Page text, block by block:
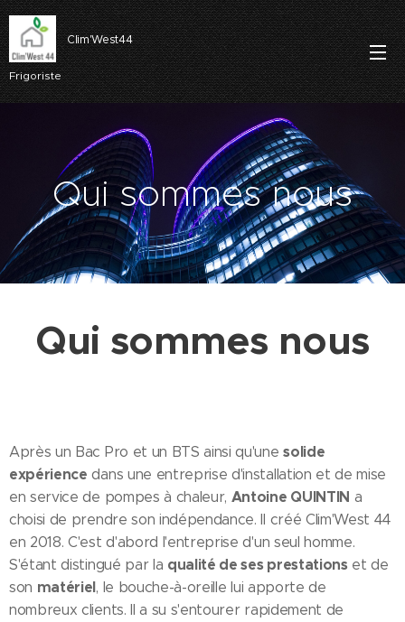
Clim'West44
Frigoriste
Qui sommes nous
Qui sommes nous
Après un Bac Pro et un BTS ainsi qu'unesolide
expérience dans une entreprise d'installation et de mise
en service de pompes à chaleur, Antoine QUINTIN a
choisi de prendre son indépendance. Il créé Clim'West 44
en 2018. C'est d'abord l'entreprise d'un seul homme.
S'étant distingué par la qualité de ses prestationset de
son matériel, le bouche-à-oreille lui apporte de
nombreux clients. Il a su s'entourer rapidement de